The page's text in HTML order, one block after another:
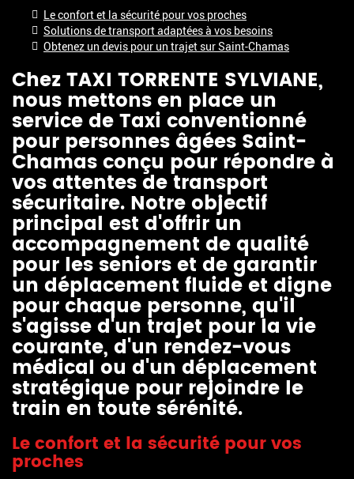
Le confort et la sécurité pour vos proches
Solutions de transport adaptées à vos besoins
Obtenez un devis pour un trajet sur Saint-Chamas
Chez TAXI TORRENTE SYLVIANE,
nous mettons en place un
service deTaxi conventionné
pour personnes âgées Saint-
Chamasconçu pour répondre à
vos attentes de transport
sécuritaire. Notre objectif
principal est d'offrir un
accompagnement de qualité
pour les seniors et de garantir
un déplacement fluide et digne
pour chaque personne, qu'il
s'agisse d'un trajet pour la vie
courante, d'un rendez-vous
médical ou d'un déplacement
stratégique pour rejoindre le
train en toute sérénité.
Le confort et la sécurité pour vos
proches